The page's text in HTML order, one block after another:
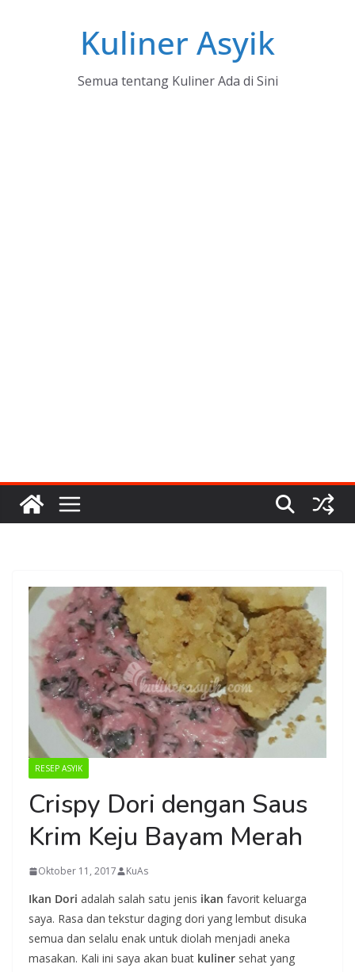
Kuliner Asyik
Semua tentang Kuliner Ada di Sini
RESEP ASYIK
Crispy Dori dengan Saus
Krim Keju Bayam Merah
Oktober 11, 2017 KuAs
Ikan Dori adalah salah satu jenis ikan favorit keluarga
saya. Rasa dan tekstur daging dori yang lembut disuka
semua dan selalu enak untuk diolah menjadi aneka
masakan. Kali ini saya akan buat kuliner sehat yang